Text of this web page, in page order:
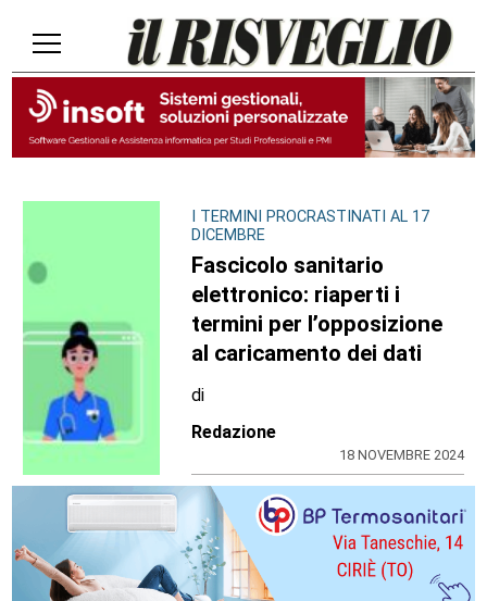
I TERMINI PROCRASTINATI AL 17
DICEMBRE
Fascicolo sanitario
elettronico: riaperti i
termini per l’opposizione
al caricamento dei dati
di
Redazione
18 NOVEMBRE 2024